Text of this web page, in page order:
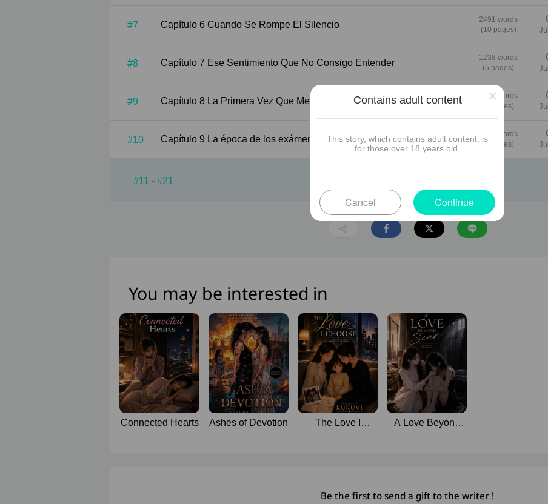
#7 Capítulo 6 Cuando Se Rompe El Silencio
2491 words
(10 pages)
#8 Capítulo 7 Ese Sentimiento Que No Consigo Entender
1238 words
(5 pages)
#9 Capítulo 8 La Primera Vez Que Me Fijé En Ella
2107 words
(9 pages)
#10 Capítulo 9 La época de los exámenes
1782 words
(8 pages)
#11 - #21
You may be interested in
Connected Hearts Ashes of Devotion
The Love I
A Love Beyond
Be the first to send a gift to the writer !
Contains adult content
This story, which contains adult content, is
for those over 18 years old.
Cancel Continue
×